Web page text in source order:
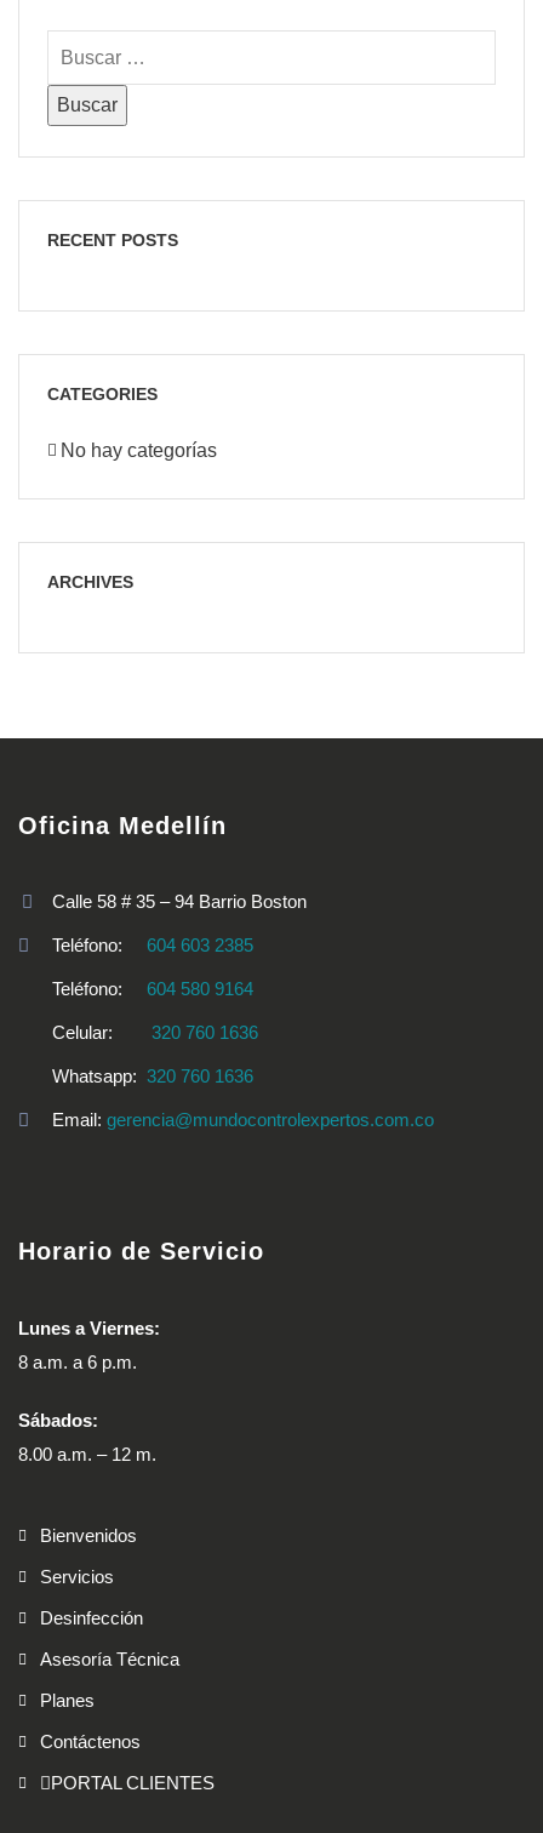
RECENT POSTS
CATEGORIES
No hay categorías
ARCHIVES
Oficina Medellín
Calle 58 # 35 – 94 Barrio Boston
Teléfono: 604 603 2385
Teléfono: 604 580 9164
Celular: 320 760 1636
Whatsapp: 320 760 1636
Email: gerencia@mundocontrolexpertos.com.co
Horario de Servicio
Lunes a Viernes:
8 a.m. a 6 p.m.
Sábados:
8.00 a.m. – 12 m.
Bienvenidos
Servicios
Desinfección
Asesoría Técnica
Planes
Contáctenos
PORTAL CLIENTES